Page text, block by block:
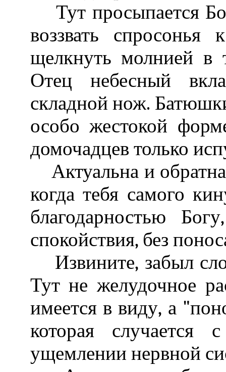
Тут просыпается
воззвать
щелкнуть молнией в
Отец небесный
складной нож.
особо жестокой
домочадцев только
Актуальна и
когда тебя самого
благодарностью
спокойствия, без
Извините, забыл
Тут не желудочное
имеется в виду, а
которая
ущемлении нервной